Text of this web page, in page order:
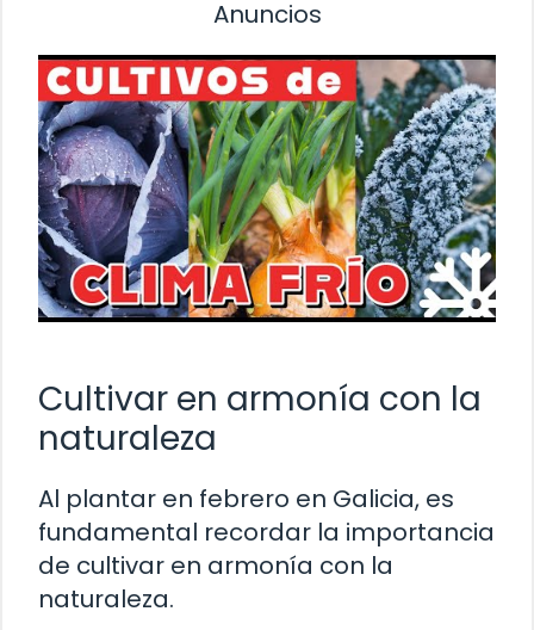
Anuncios
Cultivar en armonía con la
naturaleza
Al plantar en febrero en Galicia, es
fundamental recordar la importancia
de cultivar en armonía con la
naturaleza.